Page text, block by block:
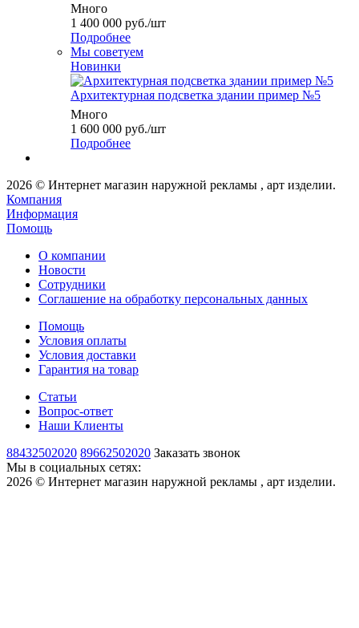
Много
1 400 000 руб./шт
Подробнее
Мы советуем
Новинки
Архитектурная подсветка здании пример №5
Много
1 600 000 руб./шт
Подробнее
2026 © Интернет магазин наружной рекламы , арт изделии.
Компания
Информация
Помощь
О компании
Новости
Сотрудники
Соглашение на обработку персональных данных
Помощь
Условия оплаты
Условия доставки
Гарантия на товар
Статьи
Вопрос-ответ
Наши Клиенты
88432502020 89662502020 Заказать звонок
Мы в социальных сетях:
2026 © Интернет магазин наружной рекламы , арт изделии.